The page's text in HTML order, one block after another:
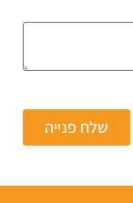
שלח פנייה